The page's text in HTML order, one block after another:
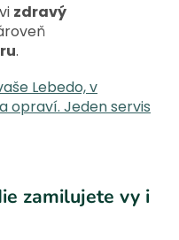
zdravý
.
Lebedo, v
opraví. Jeden servis
zamilujete vy i